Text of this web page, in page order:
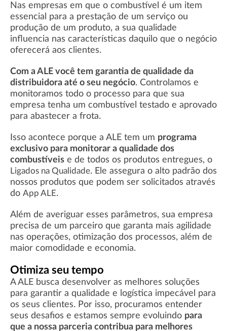
Nas empresas em que o combustível é um item
essencial para a prestação de um serviço ou
produção de um produto, a sua qualidade
influencia nas características daquilo que o negócio
oferecerá aos clientes.
Com a ALE você tem garantia de qualidade da
distribuidora até o seu negócio. Controlamos e
monitoramos todo o processo para que sua
empresa tenha um combustível testado e aprovado
para abastecer a frota.
Isso acontece porque a ALE tem um programa
exclusivo para monitorar a qualidade dos
combustíveis e de todos os produtos entregues, o
Ligados na Qualidade. Ele assegura o alto padrão dos
nossos produtos que podem ser solicitados através
do App ALE.
Além de averiguar esses parâmetros, sua empresa
precisa de um parceiro que garanta mais agilidade
nas operações, otimização dos processos, além de
maior comodidade e economia.
Otimiza seu tempo
A ALE busca desenvolver as melhores soluções
para garantir a qualidade e logística impecável para
os seus clientes. Por isso, procuramos entender
seus desafios e estamos sempre evoluindo para
que a nossa parceria contribua para melhores